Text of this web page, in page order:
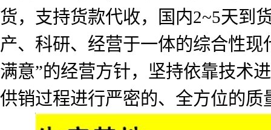
货，支持货款代收，国内2~5天到
产、科研、经营于一体的综合性
满意”的经营方针，坚持依靠技术
供销过程进行严密的、全方位的